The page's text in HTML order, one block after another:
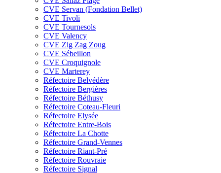
CVE Servan (Fondation Bellet)
CVE Tivoli
CVE Tournesols
CVE Valency
CVE Zig Zag Zoug
CVE Sébeillon
CVE Croquignole
CVE Marterey
Réfectoire Belvédère
Réfectoire Bergières
Réfectoire Béthusy
Réfectoire Coteau-Fleuri
Réfectoire Elysée
Réfectoire Entre-Bois
Réfectoire La Chotte
Réfectoire Grand-Vennes
Réfectoire Riant-Pré
Réfectoire Rouvraie
Réfectoire Signal